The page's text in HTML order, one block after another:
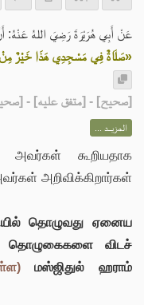
عَنْ ‌أَبِي هُرَيْرَةَ رَضِيَ اللهُ عَنْهُ:
«صَلَاةٌ فِي مَسْجِدِي هَذَا خَيْرٌ مِنْ
[صحيح] - [متفق عليه] - [صحيح
المزيــد ...
அவர்கள் கூறியதாக
அறிவிக்கிறார்கள்
தொழுவது ஏனைய
தொழுகைகளை விடச்
மஸ்ஜிதுல் ஹராம்